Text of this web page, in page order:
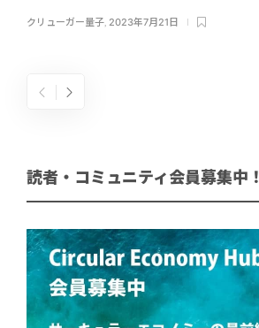
クリューガー量子, 2023年7月21日
読者・コミュニティ会員募集中！